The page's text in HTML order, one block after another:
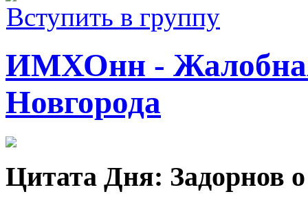
Вступить в группу
ИМХОнн -
Новгорода
Цитата Дня: Задорнов